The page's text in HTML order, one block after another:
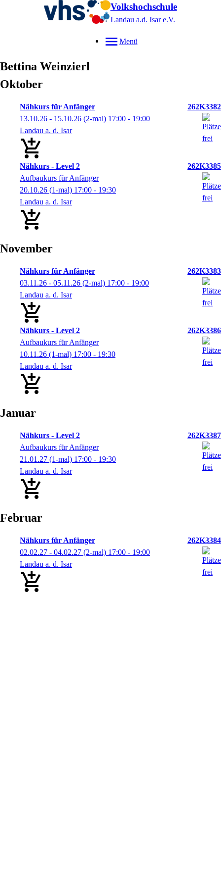
Volkshochschule
Landau a.d. Isare.V.
Menü
Bettina Weinzierl
Oktober
Nähkurs für Anfänger
262K3382
13.10.26 - 15.10.26 (2-mal) 17:00 - 19:00
Landau a. d. Isar
Nähkurs - Level 2
262K3385
Aufbaukurs für Anfänger
20.10.26 (1-mal) 17:00 - 19:30
Landau a. d. Isar
November
Nähkurs für Anfänger
262K3383
03.11.26 - 05.11.26 (2-mal) 17:00 - 19:00
Landau a. d. Isar
Nähkurs - Level 2
262K3386
Aufbaukurs für Anfänger
10.11.26 (1-mal) 17:00 - 19:30
Landau a. d. Isar
Januar
Nähkurs - Level 2
262K3387
Aufbaukurs für Anfänger
21.01.27 (1-mal) 17:00 - 19:30
Landau a. d. Isar
Februar
Nähkurs für Anfänger
262K3384
02.02.27 - 04.02.27 (2-mal) 17:00 - 19:00
Landau a. d. Isar